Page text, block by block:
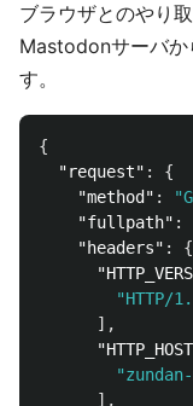
ブラウザとのやり
Mastodonサーバか
す。
{
"request" :
{
"method" :
"fullpath" :
"headers" :
{
"HTTP/
],
],